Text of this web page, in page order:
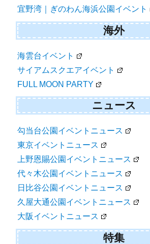
宜野湾｜ぎのわん海浜公園イベント
海外
海雲台イベント
サイアムスクエアイベント
FULL MOON PARTY
ニュース
勾当台公園イベントニュース
東京イベントニュース
上野恩賜公園イベントニュース
代々木公園イベントニュース
日比谷公園イベントニュース
久屋大通公園イベントニュース
大阪イベントニュース
特集